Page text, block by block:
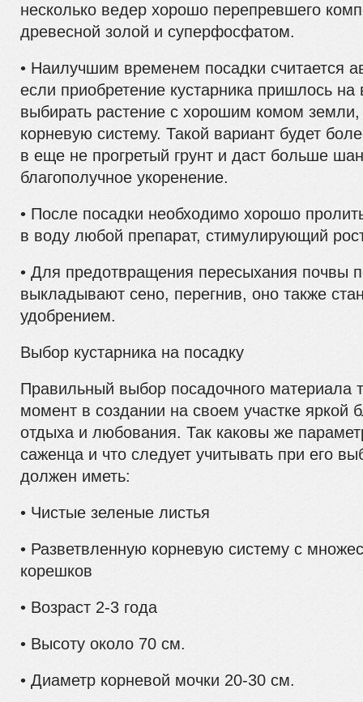
несколько ведер хорошо перепревшего
древесной золой и суперфосфатом.
• Наилучшим временем посадки считается
если приобретение кустарника пришлось на
выбирать растение с хорошим комом
корневую систему. Такой вариант будет
в еще не прогретый грунт и даст больше
благополучное укоренение.
• После посадки необходимо хорошо
в воду любой препарат, стимулирующий
• Для предотвращения пересыхания почвы
выкладывают сено, перегнив, оно также
удобрением.
Выбор кустарника на посадку
Правильный выбор посадочного материала
момент в создании на своем участке яркой
отдыха и любования. Так каковы же
саженца и что следует учитывать при его
должен иметь:
• Чистые зеленые листья
• Разветвленную корневую систему с
корешков
• Возраст 2-3 года
• Высоту около 70 см.
• Диаметр корневой мочки 20-30 см.